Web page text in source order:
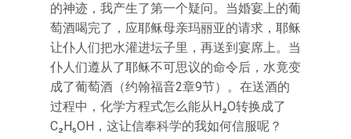
的神迹，我产生了第一个疑问。当婚宴上的葡
萄酒喝完了，应耶稣母亲玛丽亚的请求，耶稣
让仆人们把水灌进坛子里，再送到宴席上。当
仆人们遵从了耶稣不可思议的命令后，水竟变
成了葡萄酒（约翰福音2章9节）。在送酒的
过程中，化学方程式怎么能从H₂O转换成了
C₂H₅OH，这让信奉科学的我如何信服呢？